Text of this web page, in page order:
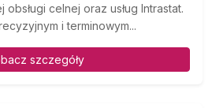
celnej oraz usług Intrastat.
i terminowym...
szczegóły